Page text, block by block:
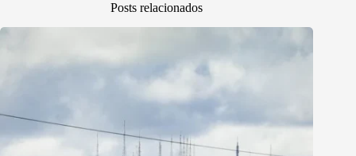
Posts relacionados